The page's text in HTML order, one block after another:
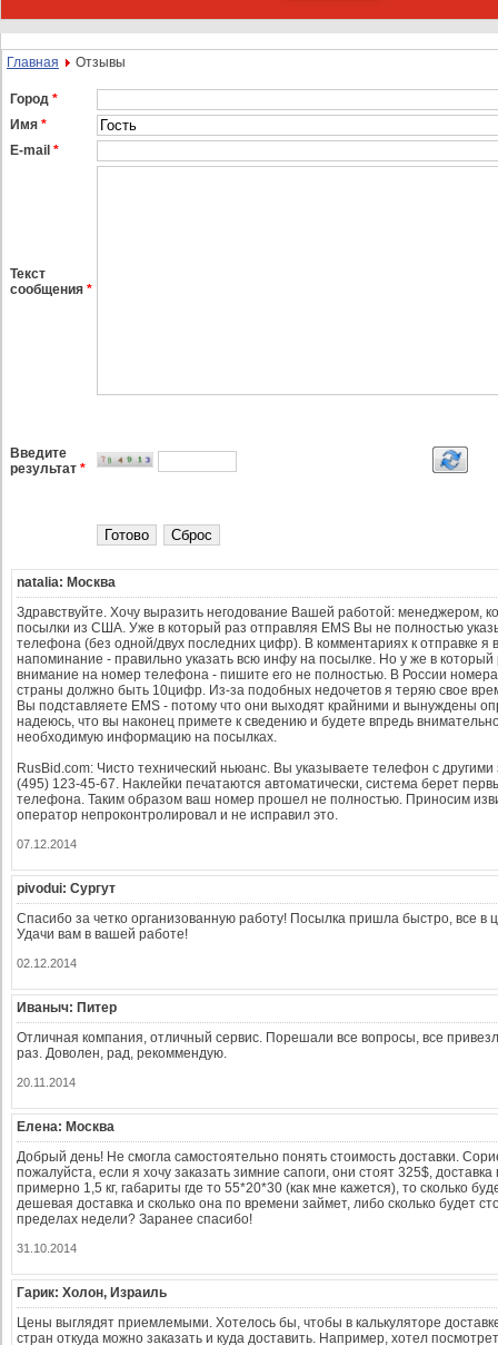
Главная Отзывы
Город *
Имя *
E-mail *
Текст
сообщения *
Введите
результат *
natalia: Москва
Здравствуйте. Хочу выразить негодование Вашей работой: менеджером,
посылки из США. Уже в который раз отправляя EMS Вы не полностью
телефона (без одной/двух последних цифр). В комментариях к отправке я
напоминание - правильно указать всю инфу на посылке. Но у же в
внимание на номер телефона - пишите его не полностью. В России
страны должно быть 10цифр. Из-за подобных недочетов я теряю свое
Вы подставляете EMS - потому что они выходят крайними и вынуждены
надеюсь, что вы наконец примете к сведению и будете впредь
необходимую информацию на посылках.
RusBid.com: Чисто технический ньюанс. Вы указываете телефон с
(495) 123-45-67. Наклейки печатаются автоматически, система берет
телефона. Таким образом ваш номер прошел не полностью. Приносим
оператор непроконтролировал и не исправил это.
07.12.2014
pivodui: Сургут
Спасибо за четко организованную работу! Посылка пришла быстро, все в
Удачи вам в вашей работе!
02.12.2014
Иваныч: Питер
Отличная компания, отличный сервис. Порешали все вопросы, все
раз. Доволен, рад, рекоммендую.
20.11.2014
Елена: Москва
Добрый день! Не смогла самостоятельно понять стоимость доставки.
пожалуйста, если я хочу заказать зимние сапоги, они стоят 325$,
примерно 1,5 кг, габариты где то 55*20*30 (как мне кажется), то сколько
дешевая доставка и сколько она по времени займет, либо сколько будет
пределах недели? Заранее спасибо!
31.10.2014
Гарик: Холон, Израиль
Цены выглядят приемлемыми. Хотелось бы, чтобы в калькуляторе
стран откуда можно заказать и куда доставить. Например, хотел